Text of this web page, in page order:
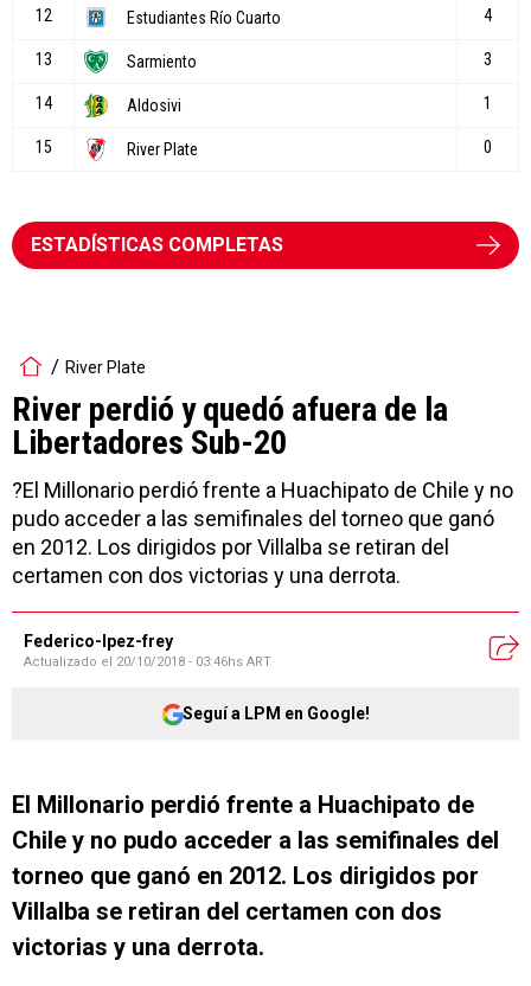
ESTADÍSTICAS COMPLETAS
River Plate
River perdió y quedó afuera de la
Libertadores Sub-20
?El Millonario perdió frente a Huachipato de Chile y no
pudo acceder a las semifinales del torneo que ganó
en 2012. Los dirigidos por Villalba se retiran del
certamen con dos victorias y una derrota.
Federico-lpez-frey
Actualizado el 20/10/2018 - 03:46hs ART
Seguí a LPM en Google!
El Millonario perdió frente a Huachipato de
Chile y no pudo acceder a las semifinales del
torneo que ganó en 2012. Los dirigidos por
Villalba se retiran del certamen con dos
victorias y una derrota.